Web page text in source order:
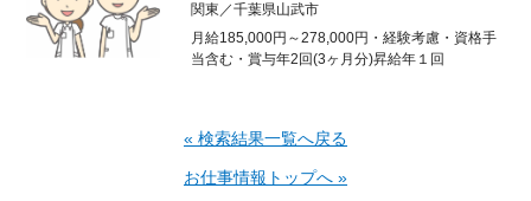
関東／千葉県山武市
月給185,000円～278,000円・経験考慮・資格手
当含む・賞与年2回(3ヶ月分)昇給年１回
« 検索結果一覧へ戻る
お仕事情報トップへ »